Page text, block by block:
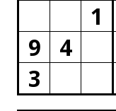
1
9
4
3